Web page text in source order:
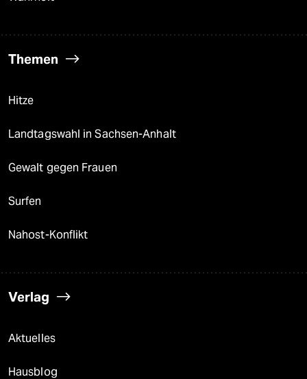
Themen
Hitze
Landtagswahl in Sachsen-Anhalt
Gewalt gegen Frauen
Surfen
Nahost-Konflikt
Verlag
Aktuelles
Hausblog